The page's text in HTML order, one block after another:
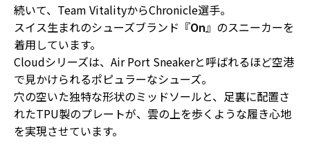
続いて、Team VitalityからChronicle選手。
スイス生まれのシューズブランド『On』のスニーカーを
着用しています。
Cloudシリーズは、 Air Port Sneakerと呼ばれるほど空港
で見かけられるポピュラーなシューズ。
穴の空いた独特な形状のミッドソールと、足裏に配置さ
れたTPU製のプレートが、 雲の上を歩くような履き心地
を実現させています。